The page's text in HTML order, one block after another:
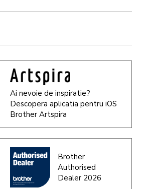
Ai nevoie de inspiratie?
Descopera aplicatia pentru iOS
Brother Artspira
Brother
Authorised
Dealer 2026